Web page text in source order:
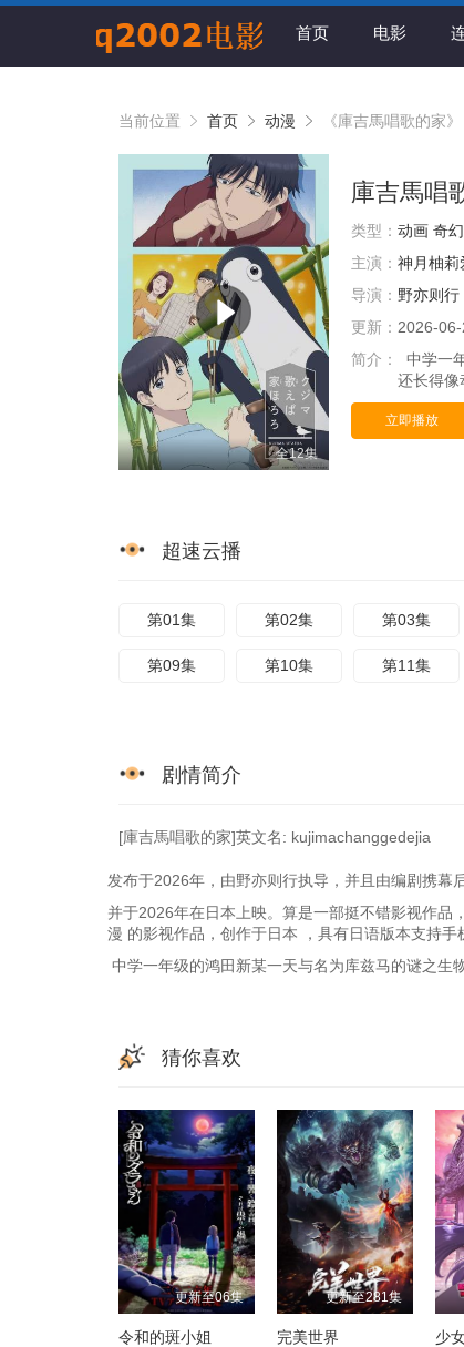
首页 电影
当前位置 首页 动漫 《庫吉馬唱歌的家》
全12集
庫吉馬唱
类型： 动画 奇幻
主演： 神月柚莉
导演： 野亦则行
更新： 2026-06-
简介：
中学一
还长得像
立即播放
超速云播
第01集 第02集 第03集
第09集 第10集 第11集
剧情简介
[庫吉馬唱歌的家]英文名: kujimachanggedejia
发布于2026年，由野亦则行执导，并且由编剧携幕
并于2026年在日本上映。算是一部挺不错影视作品
漫 的影视作品，创作于日本 ，具有日语版本支持手
中学一年级的鸿田新某一天与名为库兹马的谜之生
猜你喜欢
更新至06集
令和的斑小姐
更新至281集
完美世界 少